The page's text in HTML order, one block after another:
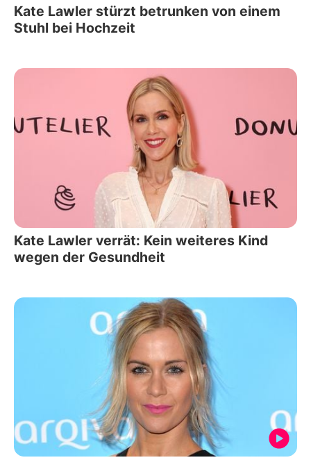
Kate Lawler stürzt betrunken von einem
Stuhl bei Hochzeit
Kate Lawler verrät: Kein weiteres Kind
wegen der Gesundheit